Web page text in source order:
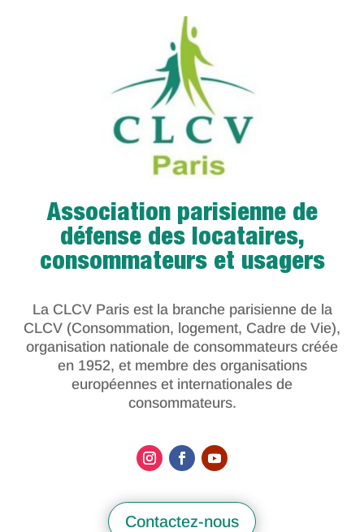
Association parisienne de
défense des locataires,
consommateurs et usagers
La CLCV Paris est la branche parisienne de la
CLCV (Consommation, logement, Cadre de Vie),
organisation nationale de consommateurs créée
en 1952, et membre des organisations
européennes et internationales de
consommateurs.
Contactez-nous